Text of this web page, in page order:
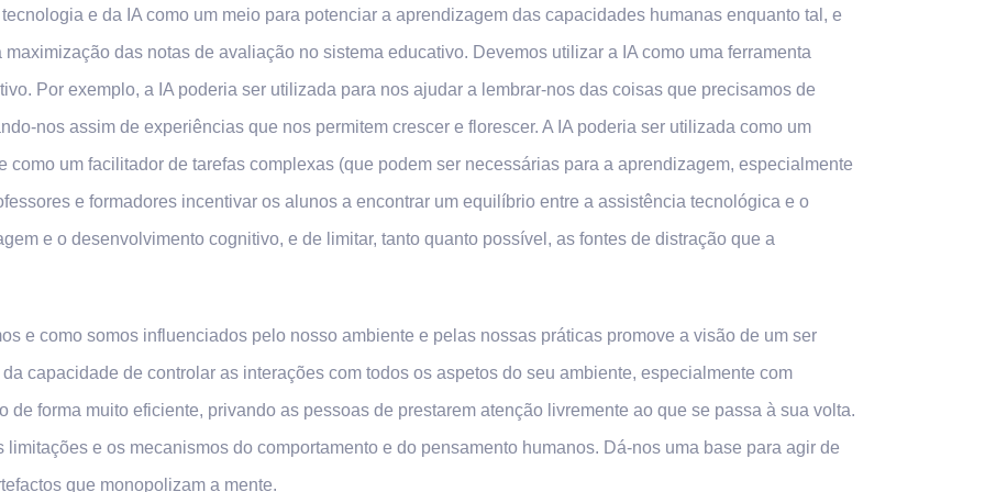
e da IA como um meio para potenciar a aprendizagem das capacidades humanas enquanto tal, e
das notas de avaliação no sistema educativo. Devemos utilizar a IA como uma ferramenta
Por exemplo, a IA poderia ser utilizada para nos ajudar a lembrar-nos das coisas que precisamos de
nos assim de experiências que nos permitem crescer e florescer. A IA poderia ser utilizada como um
como um facilitador de tarefas complexas (que podem ser necessárias para a aprendizagem, especialmente
e formadores incentivar os alunos a encontrar um equilíbrio entre a assistência tecnológica e o
e o desenvolvimento cognitivo, e de limitar, tanto quanto possível, as fontes de distração que a
e como somos influenciados pelo nosso ambiente e pelas nossas práticas promove a visão de um ser
capacidade de controlar as interações com todos os aspetos do seu ambiente, especialmente com
forma muito eficiente, privando as pessoas de prestarem atenção livremente ao que se passa à sua volta.
e os mecanismos do comportamento e do pensamento humanos. Dá-nos uma base para agir de
que monopolizam a mente.